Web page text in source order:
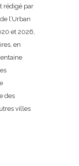
rédigé par
l’Urban
et 2026,
en
des
villes